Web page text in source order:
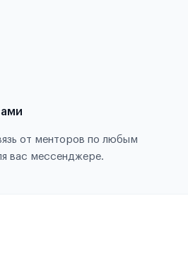
от менторов по любым
вас мессенджере.